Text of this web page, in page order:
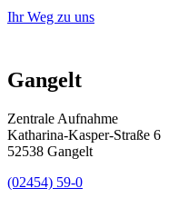
Ihr Weg zu uns
Gangelt
Zentrale Aufnahme
Katharina-Kasper-Straße 6
52538 Gangelt
(02454) 59-0